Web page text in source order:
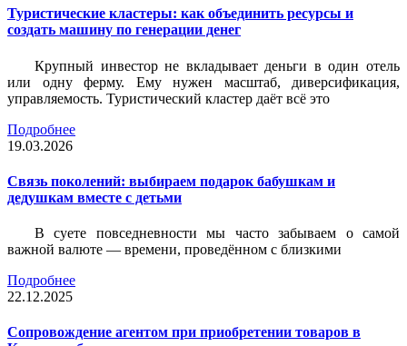
Туристические кластеры: как объединить ресурсы и
создать машину по генерации денег
Крупный инвестор не вкладывает деньги в один отель
или одну ферму. Ему нужен масштаб, диверсификация,
управляемость. Туристический кластер даёт всё это
Подробнее
19.03.2026
Связь поколений: выбираем подарок бабушкам и
дедушкам вместе с детьми
В суете повседневности мы часто забываем о самой
важной валюте — времени, проведённом с близкими
Подробнее
22.12.2025
Сопровождение агентом при приобретении товаров в